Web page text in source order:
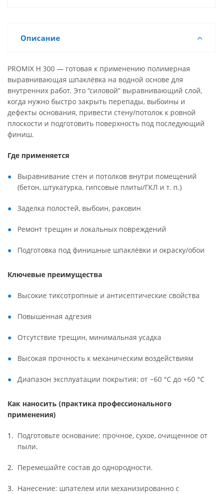
Описание
PROMIX H 300 — готовая к применению полимерная
выравнивающая шпаклёвка на водной основе для
внутренних работ. Это “силовой” выравнивающий слой,
когда нужно быстро закрыть перепады, выбоины и
дефекты основания, привести стену/потолок к ровной
плоскости и подготовить поверхность под последующий
финиш.
Где применяется
Выравнивание стен и потолков внутри помещений
(бетон, штукатурка, гипсовые плиты/ГКЛ и т. п.)
Заделка полостей, выбоин, раковин
Ремонт трещин и локальных повреждений
Подготовка под финишные шпаклёвки и окраску/обои
Ключевые преимущества
Высокие тиксотропные и антисептические свойства
Повышенная адгезия
Отсутствие трещин, минимальная усадка
Высокая прочность к механическим воздействиям
Диапазон эксплуатации покрытия: от −60 °С до +60 °С
Как наносить (практика профессионального
применения)
Подготовьте основание: прочное, сухое, очищенное от
пыли.
Перемешайте состав до однородности.
Нанесение: шпателем или механизированно с